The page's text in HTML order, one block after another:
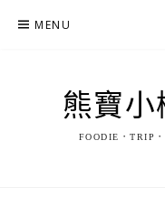
MENU
熊寶小
FOODIE．TRIP